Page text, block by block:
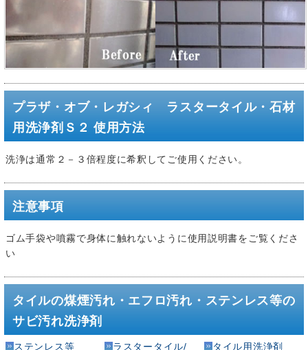
プラザ・オブ・レガシィ ラスタータイル・石材
用洗浄剤Ｓ２ 使用方法
洗浄は通常２－３倍程度に希釈してご使用ください。
注意事項
ゴム手袋や噴霧で身体に触れないように使用説明書をご覧くださ
い
タイルの煤煙汚れ・エフロ汚れ・ステンレス等の
サビ汚れ洗浄剤
ステンレス等
ラスタータイル/
タイル用洗浄剤